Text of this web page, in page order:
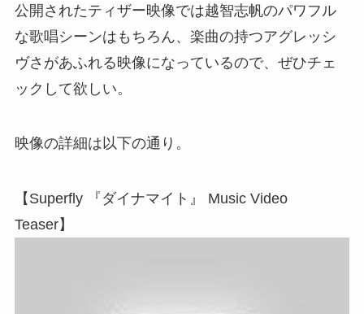
公開されたティザー映像では越智志帆のパワフル
な歌唱シーンはもちろん、楽曲の持つアグレッシ
ヴさがあふれる映像になっているので、ぜひチェ
ックして欲しい。
映像の詳細は以下の通り。
【Superfly 『ダイナマイト』 Music Video
Teaser】